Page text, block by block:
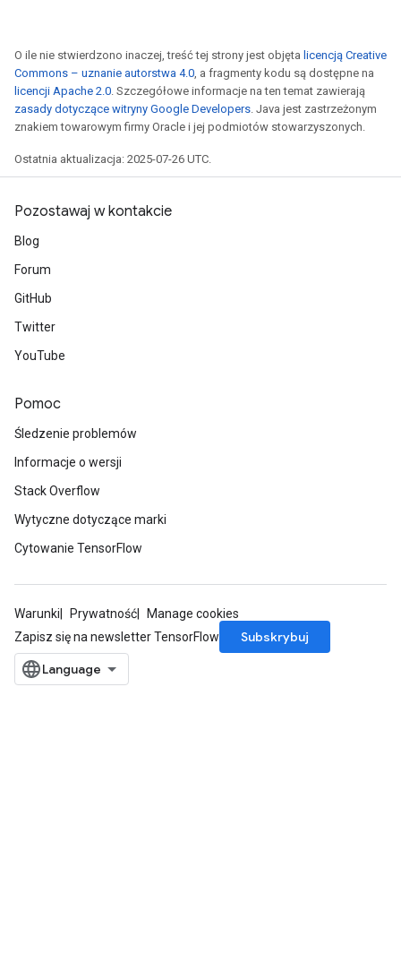
O ile nie stwierdzono inaczej, treść tej strony jest objęta licencją Creative
Commons – uznanie autorstwa 4.0 , a fragmenty kodu są dostępne na
licencji Apache 2.0 . Szczegółowe informacje na ten temat zawierają
zasady dotyczące witryny Google Developers . Java jest zastrzeżonym
znakiem towarowym firmy Oracle i jej podmiotów stowarzyszonych.
Ostatnia aktualizacja: 2025-07-26 UTC.
Pozostawaj w kontakcie
Blog
Forum
GitHub
Twitter
YouTube
Pomoc
Śledzenie problemów
Informacje o wersji
Stack Overflow
Wytyczne dotyczące marki
Cytowanie TensorFlow
Warunki Prywatność
Manage cookies
Zapisz się na newsletter TensorFlow
Subskrybuj